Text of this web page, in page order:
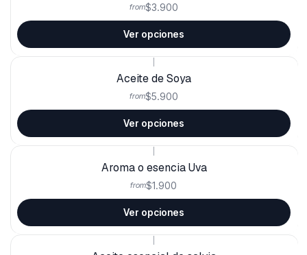
from$3.900
Ver opciones
Aceite de Soya
from$5.900
Ver opciones
Aroma o esencia Uva
from$1.900
Ver opciones